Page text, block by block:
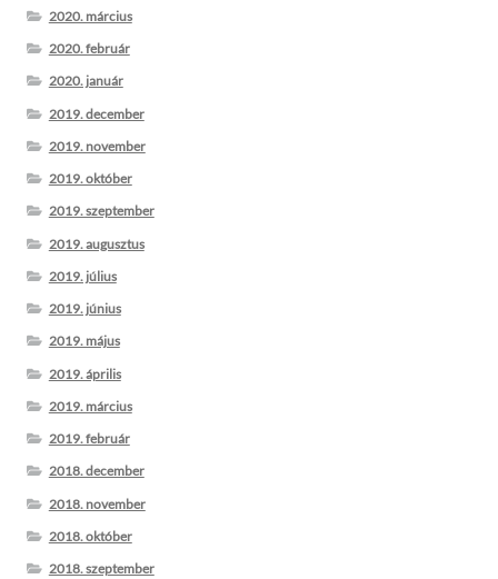
2020. március
2020. február
2020. január
2019. december
2019. november
2019. október
2019. szeptember
2019. augusztus
2019. július
2019. június
2019. május
2019. április
2019. március
2019. február
2018. december
2018. november
2018. október
2018. szeptember